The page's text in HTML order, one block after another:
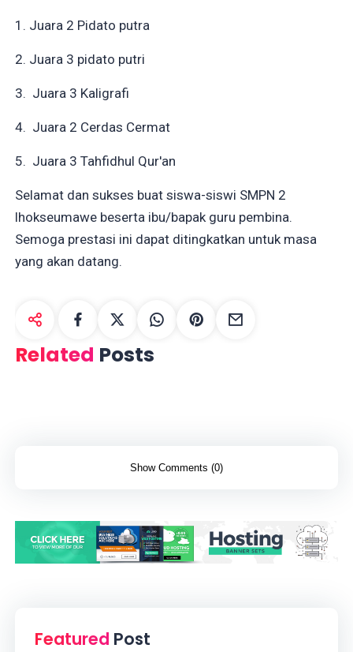
1. Juara 2 Pidato putra
2. Juara 3 pidato putri
3. Juara 3 Kaligrafi
4. Juara 2 Cerdas Cermat
5. Juara 3 Tahfidhul Qur'an
Selamat dan sukses buat siswa-siswi SMPN 2
lhokseumawe beserta ibu/bapak guru pembina.
Semoga prestasi ini dapat ditingkatkan untuk masa
yang akan datang.
Related Posts
Show Comments (0)
Featured Post